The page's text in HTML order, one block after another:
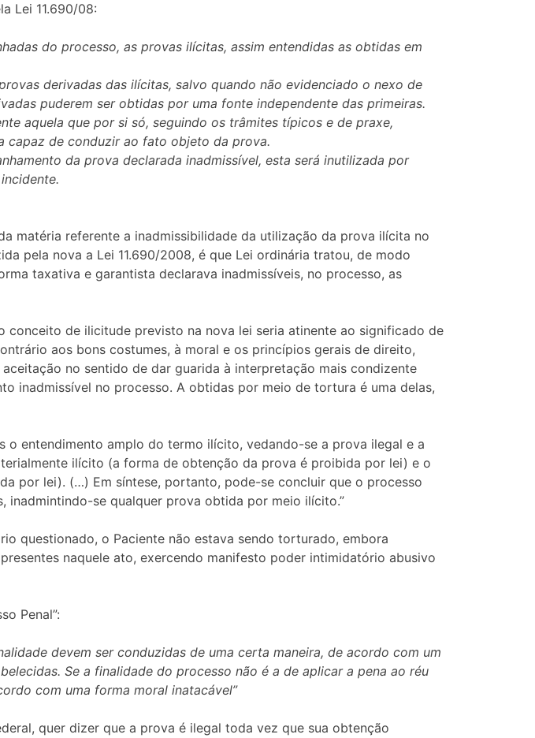
Lei 11.690/08:
do processo, as provas ilícitas, assim entendidas as obtidas em
derivadas das ilícitas, salvo quando não evidenciado o nexo de
puderem ser obtidas por uma fonte independente das primeiras.
aquela que por si só, seguindo os trâmites típicos e de praxe,
capaz de conduzir ao fato objeto da prova.
da prova declarada inadmissível, esta será inutilizada por
matéria referente a inadmissibilidade da utilização da prova ilícita no
pela nova a Lei 11.690/2008, é que Lei ordinária tratou, de modo
taxativa e garantista declarava inadmissíveis, no processo, as
de ilicitude previsto na nova lei seria atinente ao significado de
aos bons costumes, à moral e os princípios gerais de direito,
no sentido de dar guarida à interpretação mais condizente
inadmissível no processo. A obtidas por meio de tortura é uma delas,
o entendimento amplo do termo ilícito, vedando-se a prova ilegal e a
ilícito (a forma de obtenção da prova é proibida por lei) e o
por lei). (…) Em síntese, portanto, pode-se concluir que o processo
inadmintindo-se qualquer prova obtida por meio ilícito.”
questionado, o Paciente não estava sendo torturado, embora
naquele ato, exercendo manifesto poder intimidatório abusivo
Penal”:
devem ser conduzidas de uma certa maneira, de acordo com um
Se a finalidade do processo não é a de aplicar a pena ao réu
com uma forma moral inatacável”
quer dizer que a prova é ilegal toda vez que sua obtenção